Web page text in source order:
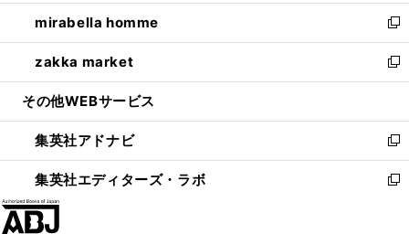
く
ウ
で
開
く
ン
ド
ウ
で
開
ウ
ィ
ン
ド
ウ
開
く
し
い
ウ
ィ
ン
ウ
で
開
く
mirabella homme
新
し
い
ウ
ン
ド
ウ
で
zakka market
新
し
ウ
ィ
ン
ド
その他WEBサービス
集英社アドナビ
新
し
い
集英社エディターズ・ラボ
新